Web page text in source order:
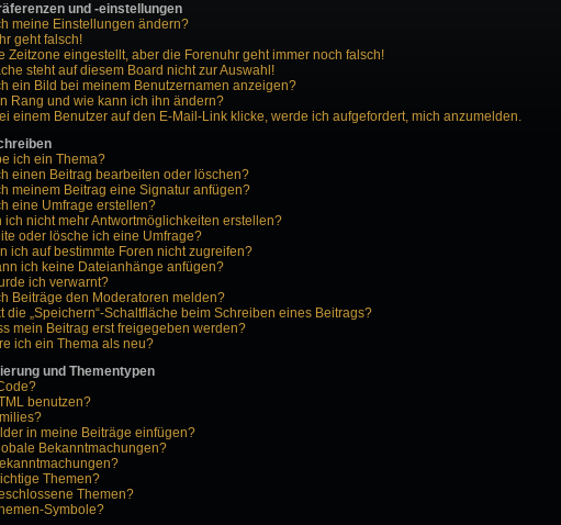
und -einstellungen
meine Einstellungen ändern?
geht falsch!
Zeitzone eingestellt, aber die Forenuhr geht immer noch falsch!
steht auf diesem Board nicht zur Auswahl!
ein Bild bei meinem Benutzernamen anzeigen?
Rang und wie kann ich ihn ändern?
einem Benutzer auf den E-Mail-Link klicke, werde ich aufgefordert, mich anzumelden.
ich ein Thema?
einen Beitrag bearbeiten oder löschen?
meinem Beitrag eine Signatur anfügen?
eine Umfrage erstellen?
ich nicht mehr Antwortmöglichkeiten erstellen?
oder lösche ich eine Umfrage?
ich auf bestimmte Foren nicht zugreifen?
ich keine Dateianhänge anfügen?
ich verwarnt?
Beiträge den Moderatoren melden?
die „Speichern“-Schaltfläche beim Schreiben eines Beitrags?
mein Beitrag erst freigegeben werden?
ich ein Thema als neu?
und Thementypen
benutzen?
in meine Beiträge einfügen?
Bekanntmachungen?
Themen?
Themen?
Symbole?